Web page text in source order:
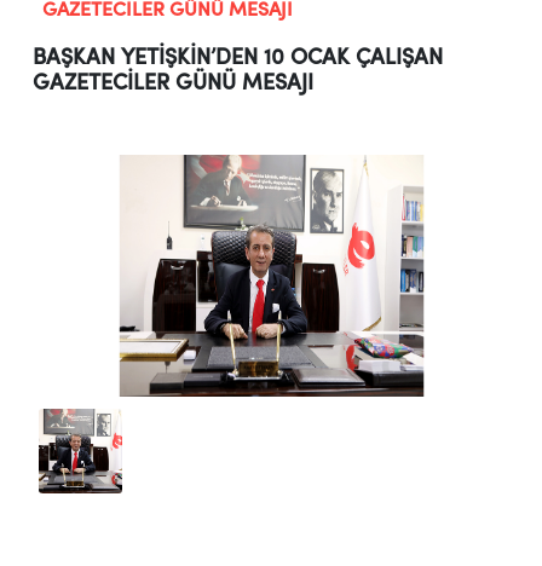
GAZETECİLER GÜNÜ MESAJI
BAŞKAN YETİŞKİN’DEN 10 OCAK ÇALIŞAN
GAZETECİLER GÜNÜ MESAJI